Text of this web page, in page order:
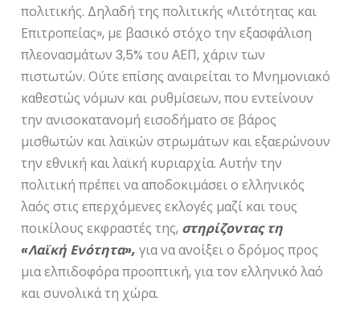
πολιτικής. Δηλαδή της πολιτικής «Λιτότητας και
Επιτροπείας», με βασικό στόχο την εξασφάλιση
πλεονασμάτων 3,5% του ΑΕΠ, χάριν των
πιστωτών. Ούτε επίσης αναιρείται το Μνημονιακό
καθεστώς νόμων και ρυθμίσεων, που εντείνουν
την ανισοκατανομή εισοδήματο σε βάρος
μισθωτών και λαϊκών στρωμάτων και εξαερώνουν
την εθνική και λαϊκή κυριαρχία. Αυτήν την
πολιτική πρέπει να αποδοκιμάσει ο ελληνικός
λαός στις επερχόμενες εκλογές μαζί και τους
ποικίλους εκφραστές της, στηρίζοντας τη
«Λαϊκή Ενότητα», για να ανοίξει ο δρόμος προς
μια ελπιδοφόρα προοπτική, για τον ελληνικό λαό
και συνολικά τη χώρα.